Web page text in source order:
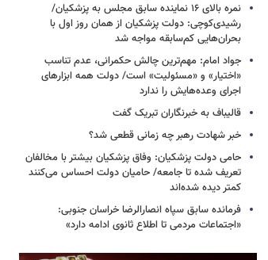
نمره بالای ۱۶ نماینده سابق مجلس به پزشکیان/
رشیدی‌کوچی: دولت پزشکیان از همان روز اول با
بحران‌هایی کم‌سابقه مواجه شد
جواد امام: مهم‌ترین چالش حکمرانی، عدم تناسب
«اختیار» و «مسئولیت» است/ دولت همه ابزارهای
اجرای وعده‌هایش را ندارد
قالیباف به خبرنگاران تبریک گفت
خبر شهادت رهبر چه زمانی قطعی شد؟
حامی دولت پزشکیان: وفاق پزشکیان بیشتر با مخالفان
تعریف شده تا جامعه/ حامیان دولت احساس می‌کنند
کمتر دیده شده‌اند
فرمانده سابق سپاه انصارالرضا خراسان جنوبی:
«اجتماعات مردمی تا اطلاع ثانوی ادامه دارد»